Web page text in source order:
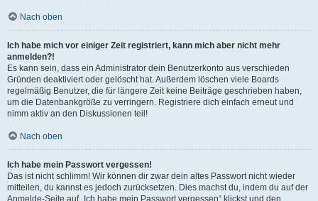
Nach oben
Ich habe mich vor einiger Zeit registriert, kann mich aber nicht mehr
anmelden?!
Es kann sein, dass ein Administrator dein Benutzerkonto aus verschieden
Gründen deaktiviert oder gelöscht hat. Außerdem löschen viele Boards
regelmäßig Benutzer, die für längere Zeit keine Beiträge geschrieben haben,
um die Datenbankgröße zu verringern. Registriere dich einfach erneut und
nimm aktiv an den Diskussionen teil!
Nach oben
Ich habe mein Passwort vergessen!
Das ist nicht schlimm! Wir können dir zwar dein altes Passwort nicht wieder
mitteilen, du kannst es jedoch zurücksetzen. Dies machst du, indem du auf der
Anmelde-Seite auf „Ich habe mein Passwort vergessen“ klickst und den